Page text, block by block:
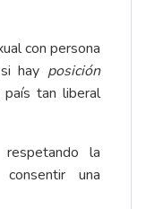
con persona
hay posición
país tan liberal
la
una